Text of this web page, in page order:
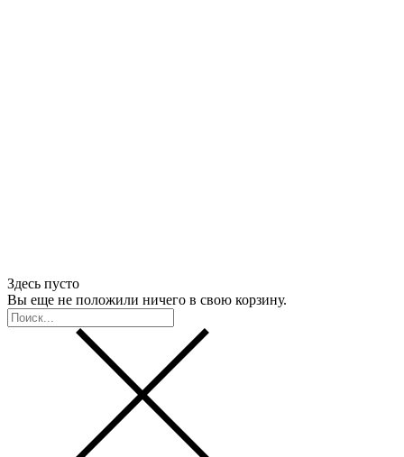
Здесь пусто
Вы еще не положили ничего в свою корзину.